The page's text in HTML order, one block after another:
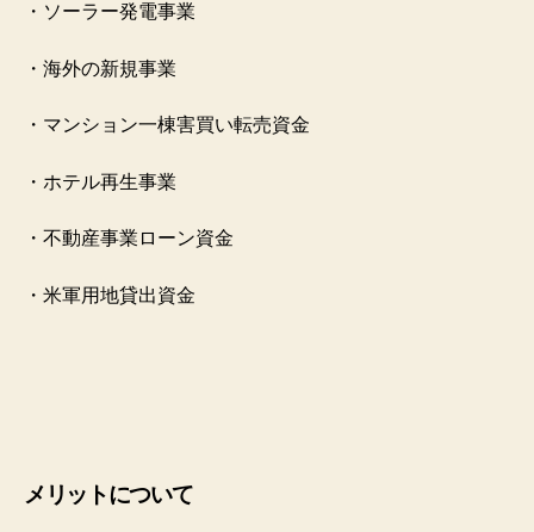
・ソーラー発電事業
・海外の新規事業
・マンション一棟害買い転売資金
・ホテル再生事業
・不動産事業ローン資金
・米軍用地貸出資金
メリットについて